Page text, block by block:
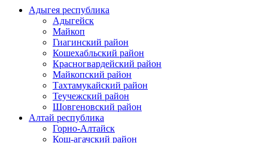
Адыгея республика
Адыгейск
Майкоп
Гиагинский район
Кошехабльский район
Красногвардейский район
Майкопский район
Тахтамукайский район
Теучежский район
Шовгеновский район
Алтай республика
Горно-Алтайск
Кош-агачский район